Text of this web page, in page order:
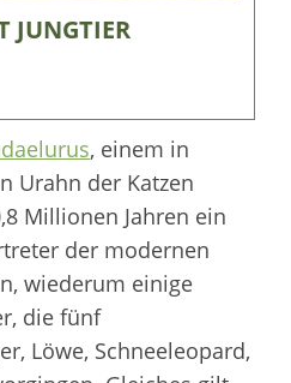
JUNGTIER
, einem in
Urahn der Katzen
Millionen Jahren ein
der modernen
wiederum einige
die fünf
Löwe, Schneeleopard,